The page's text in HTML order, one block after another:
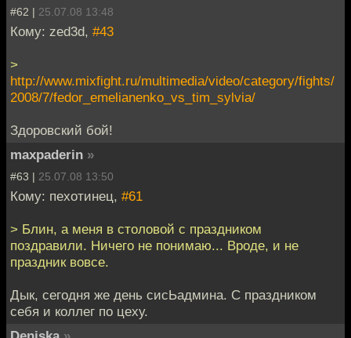
#62 | 25.07.08 13:48
Кому: zed3d, #43
>
http://www.mixfight.ru/multimedia/video/category/fights/
2008/7/fedor_emelianenko_vs_tim_sylvia/
Здоровский бой!
maxpaderin »
#63 | 25.07.08 13:50
Кому: пехотинец, #61
> Блин, а меня в столовой с праздником
поздравили. Ничего не понимаю... Вроде, и не
праздник вовсе.
Дык, сегодня же день сисЬадмина. С праздником
себя и коллег по цеху.